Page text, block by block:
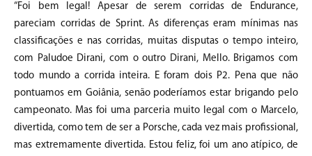
“Foi bem legal! Apesar de serem corridas de Endurance,
pareciam corridas de Sprint. As diferenças eram mínimas nas
classificações e nas corridas, muitas disputas o tempo inteiro,
com Paludoe Dirani, com o outro Dirani, Mello. Brigamos com
todo mundo a corrida inteira. E foram dois P2. Pena que não
pontuamos em Goiânia, senão poderíamos estar brigando pelo
campeonato. Mas foi uma parceria muito legal com o Marcelo,
divertida, como tem de ser a Porsche, cada vez mais profissional,
mas extremamente divertida. Estou feliz, foi um ano atípico, de